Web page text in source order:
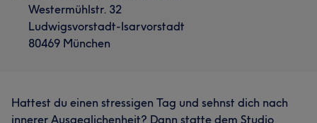
Westermühlstr. 32
Ludwigsvorstadt-Isarvorstadt
80469 München
Hattest du einen stressigen Tag und sehnst dich nach
innerer Ausgeglichenheit? Dann statte dem Studio